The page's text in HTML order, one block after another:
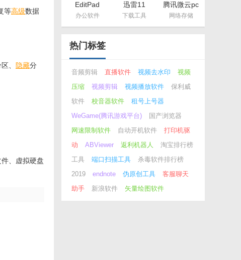
等高级数据
、 隐藏分
、虚拟硬盘
EditPad
Pro（多功
能文本编辑
器）
办公软件
迅雷11
下载工具
腾讯微云pc
概念版
网络存储
热门标签
音频剪辑 直播软件 视频去水印
视频
压缩
视频剪辑 视频播放软件
保利威
软件
校音器软件
租号上号器
WeGame(腾讯游戏平台)
国产浏览器
网速限制软件
自动开机软件
打印机驱
动
ABViewer 返利机器人
淘宝排行榜
工具
端口扫描工具
杀毒软件排行榜
2019
endnote 伪原创工具
客服聊天
助手
新浪软件 矢量绘图软件